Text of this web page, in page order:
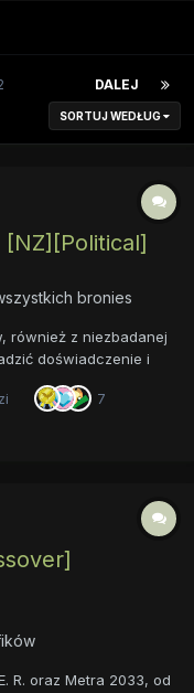
DALEJ
SORTUJ WEDŁUG
[NZ][Political]
bronies
również z niezbadanej
doświadczenie i
powinny cechować
pozory? Co j...
7
R. oraz Metra 2033, od